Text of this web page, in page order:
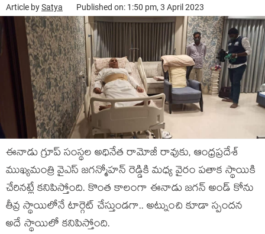
Article bySatya Published on: 1:50 pm, 3 April 2023
ఈనాడు గ్రూప్ సంస్థల అధినేత రామోజీ రావుకు, ఆంధ్రప్రదేశ్
ముఖ్యమంత్రి వైఎస్ జగన్మోహన్ రెడ్డికి మధ్య వైరం పతాక స్థాయికి
చేరినట్లే కనిపిస్తోంది. కొంత కాలంగా ఈనాడు జగన్ అండ్ కోను
తీవ్ర స్థాయిలోనే టార్గెట్ చేస్తుండగా.. అట్నుంచి కూడా స్పందన
అదే స్థాయిలో కనిపిస్తోంది.